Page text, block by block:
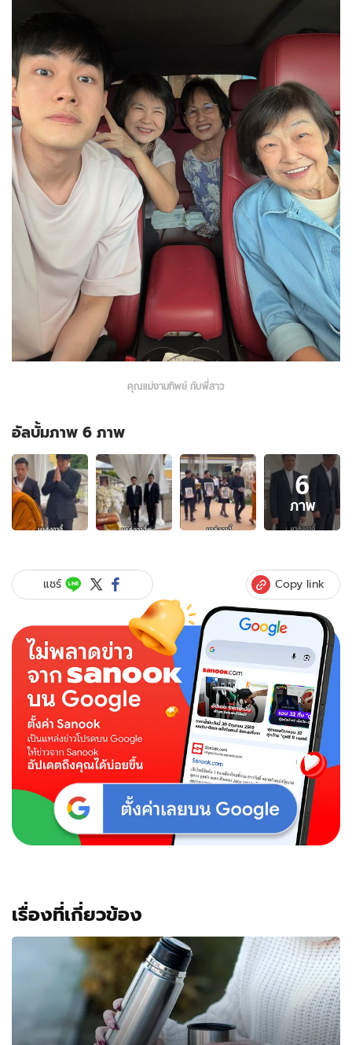
คุณแม่งามทิพย์ กับพี่สาว
อัลบั้มภาพ 6 ภาพ
อัลบั้ม
ภาพ
6
ภาพ
ของ
ร่วม
งาน
แม่
บอย
ปกรณ์
แฟน
คลับ
เซอร์ไพรส์
เพิ่ง
เป็น
ญาติ
สนิท
6
ภาพ
แชร์ Copy link
เรื่องที่เกี่ยวข้อง